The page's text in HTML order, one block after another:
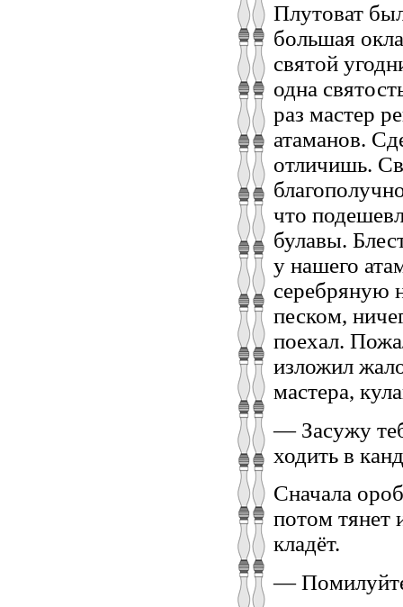
Плутоват
большая
святой
одна
раз мастер
атаманов.
отличишь.
что
булавы.
у нашего
серебряную
песком,
поехал.
изложил
мастера,
— Засужу
ходить в
Сначала
потом тянет
кладёт.
—